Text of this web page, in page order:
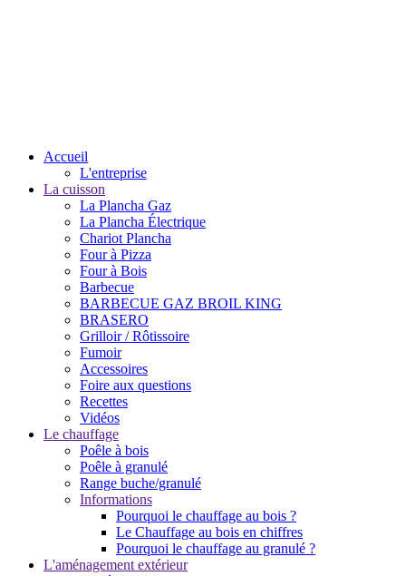
Accueil
L'entreprise
La cuisson
La Plancha Gaz
La Plancha Électrique
Chariot Plancha
Four à Pizza
Four à Bois
Barbecue
BARBECUE GAZ BROIL KING
BRASERO
Grilloir / Rôtissoire
Fumoir
Accessoires
Foire aux questions
Recettes
Vidéos
Le chauffage
Poêle à bois
Poêle à granulé
Range buche/granulé
Informations
Pourquoi le chauffage au bois ?
Le Chauffage au bois en chiffres
Pourquoi le chauffage au granulé ?
L'aménagement extérieur